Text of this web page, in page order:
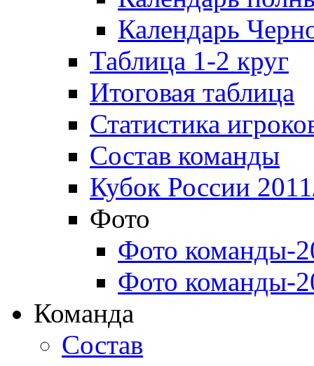
Календарь
Таблица 1-2 круг
Итоговая таблица
Статистика
Состав команды
Кубок России
Фото
Фото команды-
Фото команды-
Команда
Состав